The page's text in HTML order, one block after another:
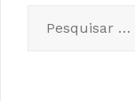
posts
por: